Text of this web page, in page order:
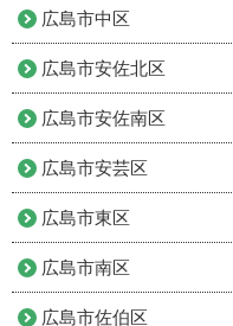
広島市中区
広島市安佐北区
広島市安佐南区
広島市安芸区
広島市東区
広島市南区
広島市佐伯区